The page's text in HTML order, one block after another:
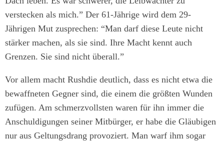
verstecken als mich.” Der 61-Jährige wird dem 29-
Jährigen Mut zusprechen: “Man darf diese Leute nicht
stärker machen, als sie sind. Ihre Macht kennt auch
Grenzen. Sie sind nicht überall.”
Vor allem macht Rushdie deutlich, dass es nicht etwa die
bewaffneten Gegner sind, die einem die größten Wunden
zufügen. Am schmerzvollsten waren für ihn immer die
Anschuldigungen seiner Mitbürger, er habe die Gläubigen
nur aus Geltungsdrang provoziert. Man warf ihm sogar